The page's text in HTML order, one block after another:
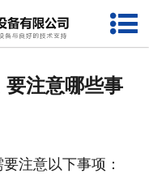
网站首页
要注意哪些事
注意以下事项：